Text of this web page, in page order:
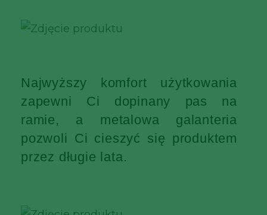
Najwyższy komfort użytkowania
zapewni Ci dopinany pas na
ramie, a metalowa galanteria
pozwoli Ci cieszyć się produktem
przez długie lata.